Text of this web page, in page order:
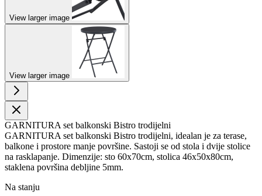
View larger image
View larger image
GARNITURA set balkonski Bistro trodijelni
GARNITURA set balkonski Bistro trodijelni, idealan je za terase,
balkone i prostore manje površine. Sastoji se od stola i dvije stolice
na rasklapanje. Dimenzije: sto 60x70cm, stolica 46x50x80cm,
staklena površina debljine 5mm.
Na stanju